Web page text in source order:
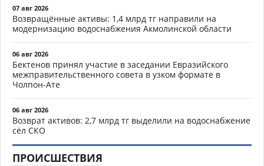
07 авг 2026
Возвращённые активы: 1,4 млрд тг направили на
модернизацию водоснабжения Акмолинской области
06 авг 2026
Бектенов принял участие в заседании Евразийского
межправительственного совета в узком формате в
Чолпон-Ате
06 авг 2026
Возврат активов: 2,7 млрд тг выделили на водоснабжение
сёл СКО
ПРОИСШЕСТВИЯ